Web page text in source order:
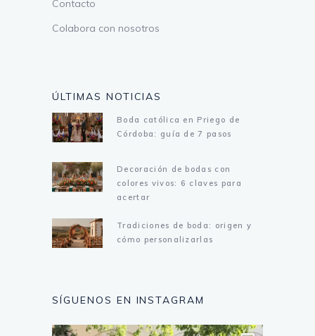
Contacto
Colabora con nosotros
ÚLTIMAS NOTICIAS
Boda católica en Priego de
Córdoba: guía de 7 pasos
Decoración de bodas con
colores vivos: 6 claves para
acertar
Tradiciones de boda: origen y
cómo personalizarlas
SÍGUENOS EN INSTAGRAM